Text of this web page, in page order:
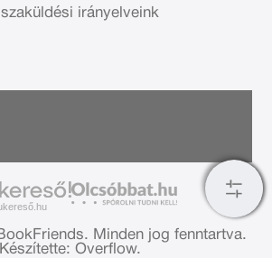
irányelveink
Minden jog fenntartva.
Készítette: Overflow.